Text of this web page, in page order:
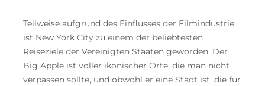
Teilweise aufgrund des Einflusses der Filmindustrie
ist New York City zu einem der beliebtesten
Reiseziele der Vereinigten Staaten geworden. Der
Big Apple ist voller ikonischer Orte, die man nicht
verpassen sollte, und obwohl er eine Stadt ist, die für